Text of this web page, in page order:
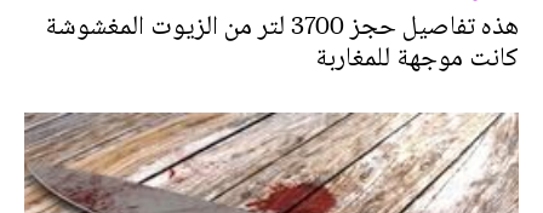
هذه تفاصيل حجز 3700 لتر من الزيوت المغشوشة
كانت موجهة للمغاربة